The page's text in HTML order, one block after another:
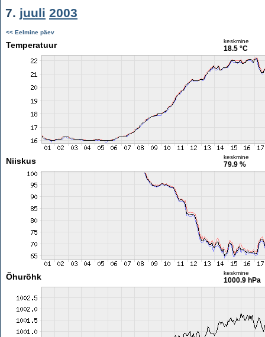
7. juuli 2003
<< Eelmine päev
Temperatuur keskmine
18.5 °C
Niiskus keskmine
79.9 %
Õhurõhk keskmine
1000.9 hPa